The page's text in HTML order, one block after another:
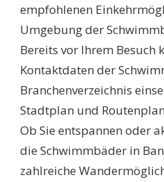
empfohlenen
Umgebung der
Bereits vor Ihrem Besuch
Kontaktdaten der
Branchenverzeichnis
Stadtplan und
Ob Sie entspannen oder
die Schwimmbäder in
zahlreiche